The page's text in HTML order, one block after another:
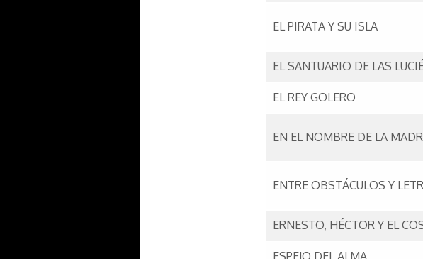
EL PIRATA Y SU ISLA
EL SANTUARIO DE LAS
EL REY GOLERO
EN EL NOMBRE DE LA
ENTRE OBSTÁCULOS Y
ERNESTO, HÉCTOR Y EL
ESPEJO DEL ALMA